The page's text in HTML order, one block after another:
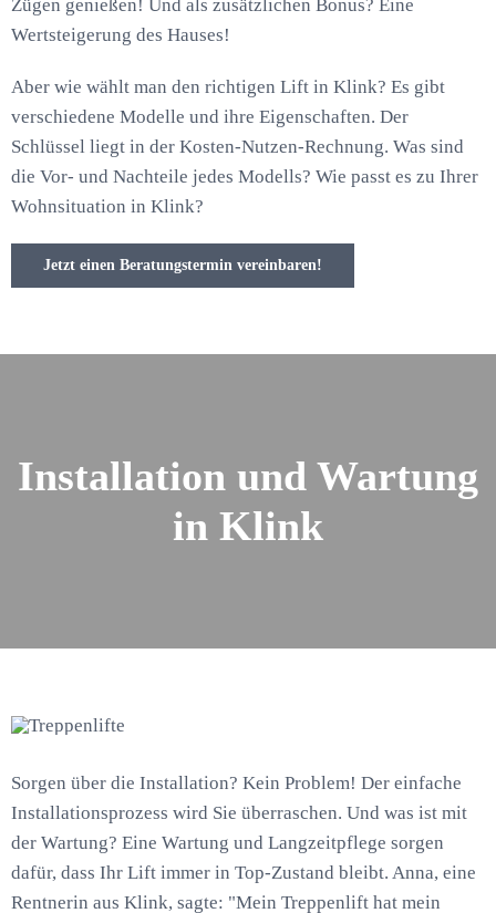
Zügen genießen! Und als zusätzlichen Bonus? Eine
Wertsteigerung des Hauses!
Aber wie wählt man den richtigen Lift in Klink? Es gibt
verschiedene Modelle und ihre Eigenschaften. Der
Schlüssel liegt in der Kosten-Nutzen-Rechnung. Was sind
die Vor- und Nachteile jedes Modells? Wie passt es zu Ihrer
Wohnsituation in Klink?
Jetzt einen Beratungstermin vereinbaren!
Installation und Wartung
in Klink
Sorgen über die Installation? Kein Problem! Der einfache
Installationsprozess wird Sie überraschen. Und was ist mit
der Wartung? Eine Wartung und Langzeitpflege sorgen
dafür, dass Ihr Lift immer in Top-Zustand bleibt. Anna, eine
Rentnerin aus Klink, sagte: "Mein Treppenlift hat mein